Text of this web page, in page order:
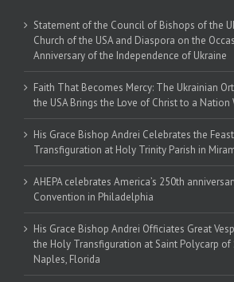
Statement of the Council of Bishops of the
Church of the USA and Diaspora on the
Anniversary of the Independence of Ukraine
Faith That Becomes Mercy: The Ukrainian
the USA Brings the Love of Christ to a Nation
His Grace Bishop Andrei Celebrates the
Transfiguration at Holy Trinity Parish in
AHEPA celebrates America’s 250th
Convention in Philadelphia
His Grace Bishop Andrei Officiates Great
the Holy Transfiguration at Saint Polycarp of
Naples, Florida